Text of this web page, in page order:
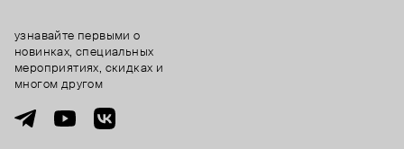
узнавайте первыми о
новинках, специальных
мероприятиях, скидках и
многом другом